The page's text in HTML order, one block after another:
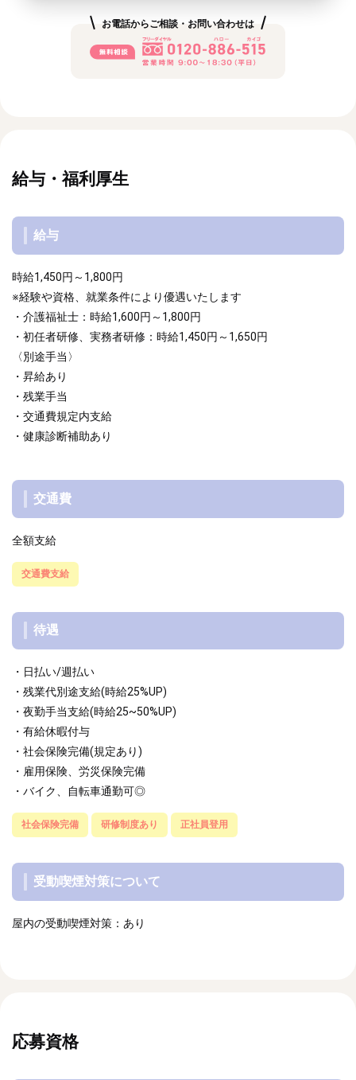
お電話からご相談・お問い合わせは
給与・福利厚生
給与
時給1,450円～1,800円
※経験や資格、就業条件により優遇いたします
・介護福祉士：時給1,600円～1,800円
・初任者研修、実務者研修：時給1,450円～1,650円
〈別途手当〉
・昇給あり
・残業手当
・交通費規定内支給
・健康診断補助あり
交通費
全額支給
交通費支給
待遇
・日払い/週払い
・残業代別途支給(時給25%UP)
・夜勤手当支給(時給25~50%UP)
・有給休暇付与
・社会保険完備(規定あり)
・雇用保険、労災保険完備
・バイク、自転車通勤可◎
社会保険完備 研修制度あり 正社員登用
受動喫煙対策について
屋内の受動喫煙対策：あり
応募資格